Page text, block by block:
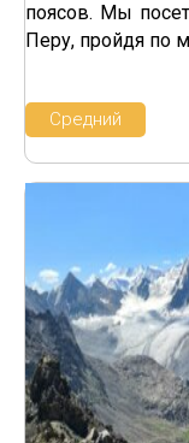
поясов. Мы
Перу, пройдя по
Средний